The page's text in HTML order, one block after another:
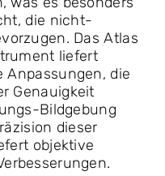
die nicht-
Das Atlas
liefert
die
Genauigkeit
Bildgebung
dieser
objektive